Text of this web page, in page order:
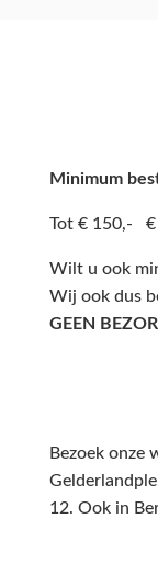
Minimum
Tot € 150,- €
Wilt u ook
Wij ook dus
GEEN
Bezoek onze
12. Ook in